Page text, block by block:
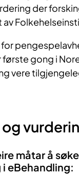
der
gong i
vere
måtar å
eBehandling: